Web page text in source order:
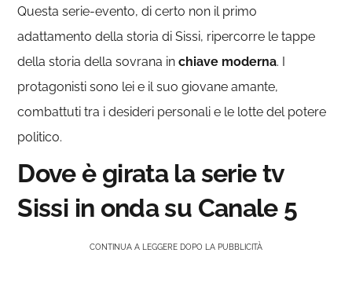
Questa serie-evento, di certo non il primo
adattamento della storia di Sissi, ripercorre le tappe
della storia della sovrana inchiave moderna. I
protagonisti sono lei e il suo giovane amante,
combattuti tra i desideri personali e le lotte del potere
politico.
Dove è girata la serie tv
Sissi in onda su Canale 5
CONTINUA A LEGGERE DOPO LA PUBBLICITÀ